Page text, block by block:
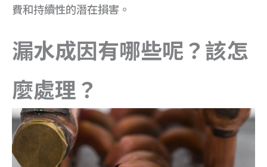
費和持續性的潛在損害。
漏水成因有哪些呢？該怎
麼處理？